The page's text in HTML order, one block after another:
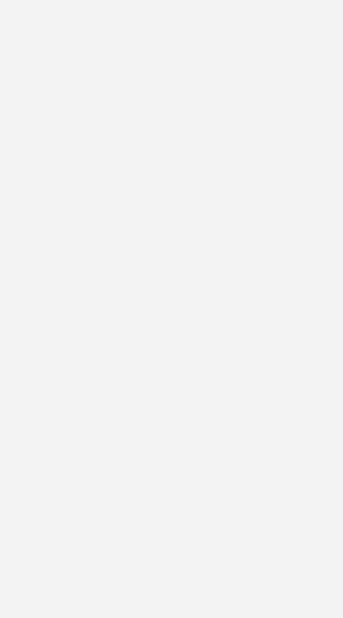
- Gewinnen Sie den
des 3K-Testsiegers. ­Machen Sie
für ihr Firmenfest zu
es in jedem Betrieb. Unternehmen, die ihren
Erfolg nutzen möchten, können sich bei
- einer Aktion speziell für Handwerksbetriebe
Mewa Textil-Service
ist der Schraubendreher eines der wichtigsten
Vom TÜV Süd wurden Schraubendreher von
Dazu wurden sieben Produktmerkmale